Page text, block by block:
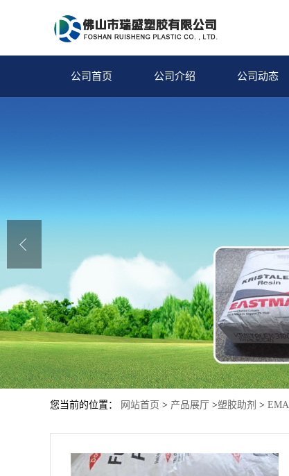
公司首页 公司介绍 公司动态
您当前的位置： 网站首页 > 产品展厅 >塑胶助剂 >